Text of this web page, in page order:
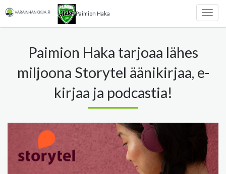
Paimion Haka
Paimion Haka tarjoaa lähes
miljoona Storytel äänikirjaa, e-
kirjaa ja podcastia!